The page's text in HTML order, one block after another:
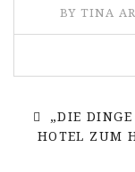
BY TINA
„DIE
HOTEL ZUM